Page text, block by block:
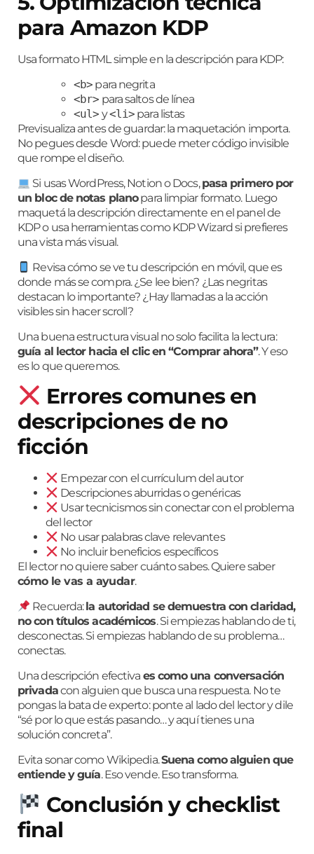
para Amazon KDP
Usa formato HTML simple en la descripción para KDP:
<b> para negrita
<br> para saltos de línea
<ul> y<li> para listas
Previsualiza antes de guardar: la maquetación importa.
No pegues desde Word: puede meter código invisible
que rompe el diseño.
Si usas WordPress, Notion o Docs,pasa primero por
un bloc de notas planopara limpiar formato. Luego
maquetá la descripción directamente en el panel de
KDP o usa herramientas comoKDP Wizard si prefieres
una vista más visual.
Revisa cómo se ve tu descripción en móvil, que es
donde más se compra. ¿Se lee bien? ¿Las negritas
destacan lo importante? ¿Hay llamadas a la acción
visibles sin hacer scroll?
Una buena estructura visual no solo facilita la lectura:
guía al lector hacia el clic en “Comprar ahora”. Y eso
es lo que queremos.
Errores comunes en
descripciones de no
ficción
Empezar con el currículum del autor
Descripciones aburridas o genéricas
Usar tecnicismos sin conectar con el problema
del lector
No usar palabras clave relevantes
No incluir beneficios específicos
El lector no quiere saber cuánto sabes. Quiere saber
cómo le vas a ayudar.
Recuerda: la autoridad se demuestra con claridad,
no con títulos académicos. Si empiezas hablando de ti,
desconectas. Si empiezas hablando de su problema…
conectas.
Una descripción efectiva es como una conversación
privadacon alguien que busca una respuesta. No te
pongas la bata de experto: ponte al lado del lector y dile
“sé por lo que estás pasando… y aquí tienes una
solución concreta”.
Evita sonar como Wikipedia.Suena como alguien que
entiende y guía. Eso vende. Eso transforma.
Conclusión y checklist
final